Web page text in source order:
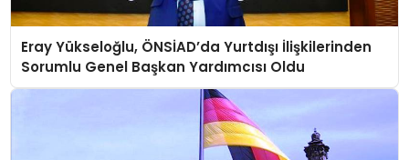
Eray Yükseloğlu, ÖNSİAD’da Yurtdışı İlişkilerinden
Sorumlu Genel Başkan Yardımcısı Oldu